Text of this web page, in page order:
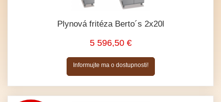
Plynová fritéza Berto´s 2x20l
5 596,50 €
Informujte ma o dostupnosti!